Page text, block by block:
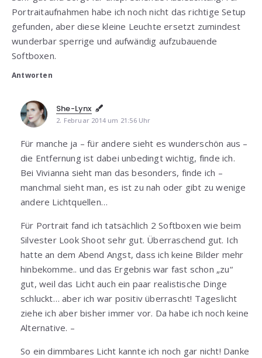
Portraitaufnahmen habe ich noch nicht das richtige Setup
gefunden, aber diese kleine Leuchte ersetzt zumindest
wunderbar sperrige und aufwändig aufzubauende
Softboxen.
Antworten
She-Lynx
2. Februar 2014 um 21:56 Uhr
Für manche ja – für andere sieht es wunderschön aus –
die Entfernung ist dabei unbedingt wichtig, finde ich.
Bei Vivianna sieht man das besonders, finde ich –
manchmal sieht man, es ist zu nah oder gibt zu wenige
andere Lichtquellen…
Für Portrait fand ich tatsächlich 2 Softboxen wie beim
Silvester Look Shoot sehr gut. Überraschend gut. Ich
hatte an dem Abend Angst, dass ich keine Bilder mehr
hinbekomme.. und das Ergebnis war fast schon „zu“
gut, weil das Licht auch ein paar realistische Dinge
schluckt… aber ich war positiv überrascht! Tageslicht
ziehe ich aber bisher immer vor. Da habe ich noch keine
Alternative. –
So ein dimmbares Licht kannte ich noch gar nicht! Danke